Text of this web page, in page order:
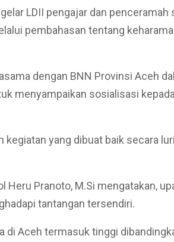
LDII pengajar dan penceramah
pembahasan tentang
dengan BNN Provinsi Aceh
menyampaikan sosialisasi
kegiatan yang dibuat baik secara
Heru Pranoto, M.Si mengatakan,
tantangan tersendiri.
di Aceh termasuk tinggi